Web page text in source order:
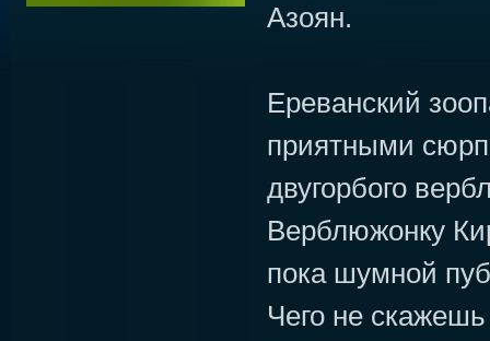
Азоян.
Ереванский
приятными
двугорбого
Верблюжонку
пока шумной
Чего не